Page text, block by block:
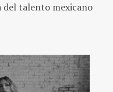
talento mexicano